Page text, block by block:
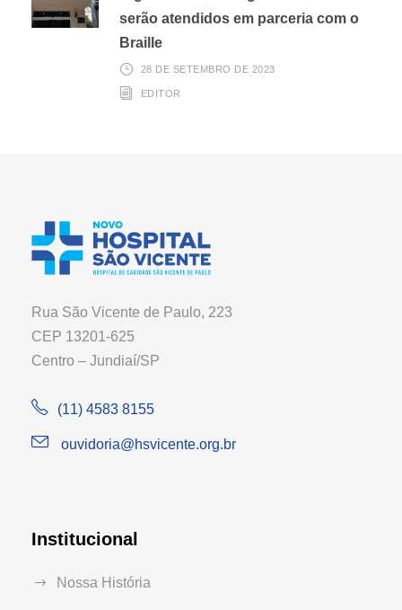
serão atendidos em parceria com o
Braille
28 DE SETEMBRO DE 2023
EDITOR
Rua São Vicente de Paulo, 223
CEP 13201-625
Centro – Jundiaí/SP
(11) 4583 8155
ouvidoria@hsvicente.org.br
Institucional
Nossa História